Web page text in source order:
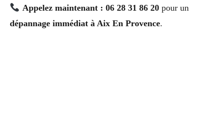
Appelez maintenant : 06 28 31 86 20pour un
dépannage immédiat à Aix En Provence.